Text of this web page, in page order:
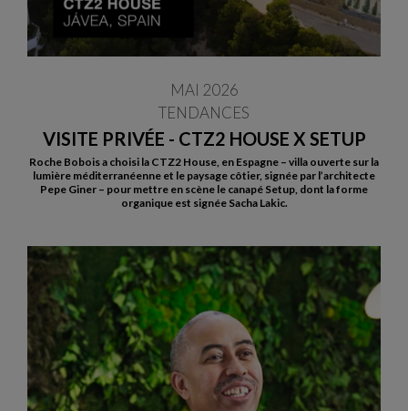
VISITE PRIVÉE - CTZ2 HOUSE X SETUP
MAI 2026
TENDANCES
Roche Bobois a choisi la CTZ2 House, en Espagne – villa ouverte sur la
lumière méditerranéenne et le paysage côtier, signée par l’architecte
Pepe Giner – pour mettre en scène le canapé Setup, dont la forme
organique est signée Sacha Lakic.